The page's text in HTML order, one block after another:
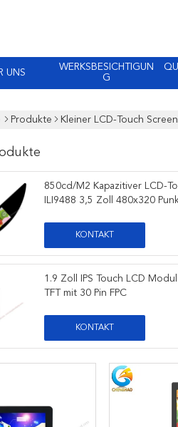
UNS
WERKSBESICHTIGUN
G
Produkte Kleiner LCD-Touch Screen
850cd/M2 Kapazitiver LCD-
ILI9488 3,5 Zoll 480x320
KONTAKT
1.9 Zoll IPS Touch LCD
TFT mit 30 Pin FPC
KONTAKT